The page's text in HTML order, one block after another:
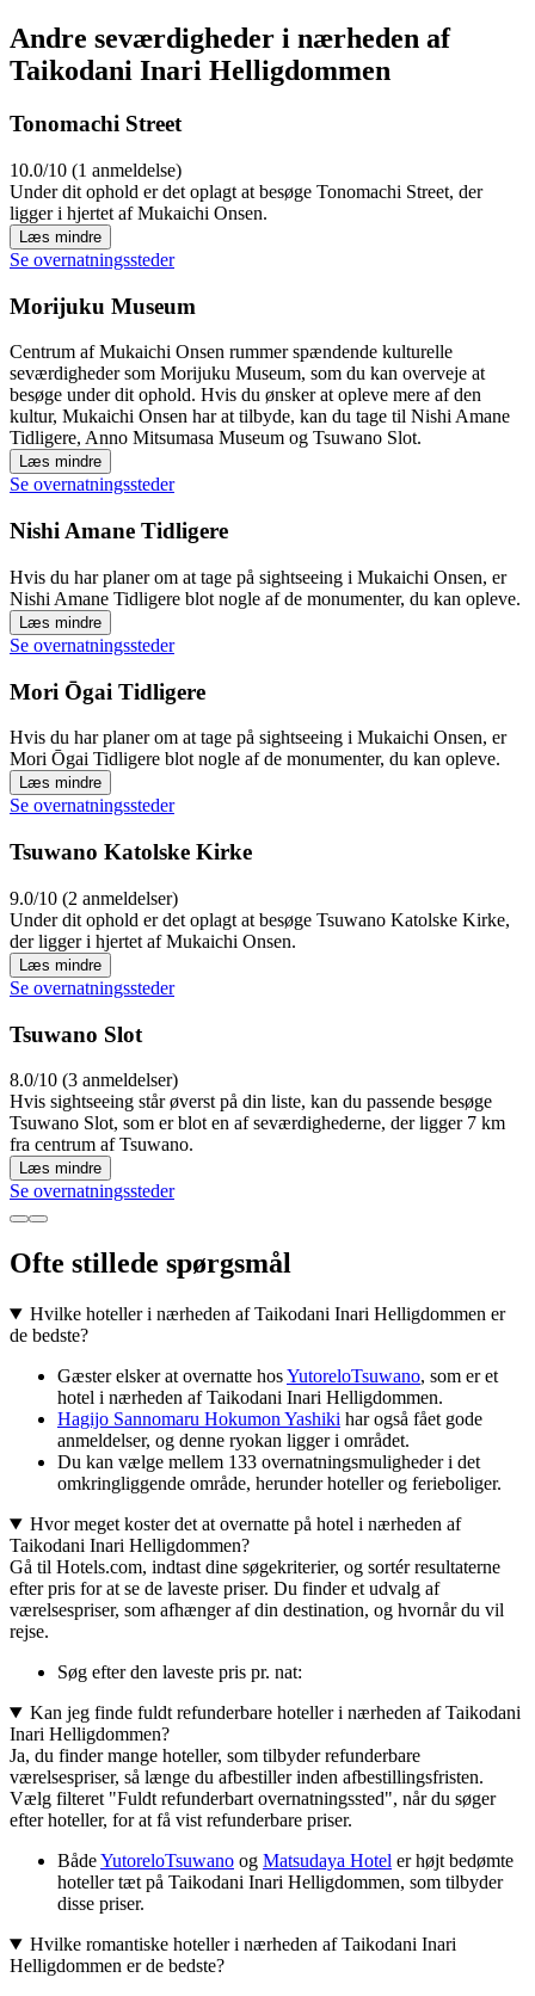
Andre seværdigheder i nærheden af
Taikodani Inari Helligdommen
Tonomachi Street
10.0/10 (1 anmeldelse)
Under dit ophold er det oplagt at besøge Tonomachi Street, der
ligger i hjertet af Mukaichi Onsen.
Læs mindre
Se overnatningssteder
Morijuku Museum
Centrum af Mukaichi Onsen rummer spændende kulturelle
seværdigheder som Morijuku Museum, som du kan overveje at
besøge under dit ophold. Hvis du ønsker at opleve mere af den
kultur, Mukaichi Onsen har at tilbyde, kan du tage til Nishi Amane
Tidligere, Anno Mitsumasa Museum og Tsuwano Slot.
Læs mindre
Se overnatningssteder
Nishi Amane Tidligere
Hvis du har planer om at tage på sightseeing i Mukaichi Onsen, er
Nishi Amane Tidligere blot nogle af de monumenter, du kan opleve.
Læs mindre
Se overnatningssteder
Mori Ōgai Tidligere
Hvis du har planer om at tage på sightseeing i Mukaichi Onsen, er
Mori Ōgai Tidligere blot nogle af de monumenter, du kan opleve.
Læs mindre
Se overnatningssteder
Tsuwano Katolske Kirke
9.0/10 (2 anmeldelser)
Under dit ophold er det oplagt at besøge Tsuwano Katolske Kirke,
der ligger i hjertet af Mukaichi Onsen.
Læs mindre
Se overnatningssteder
Tsuwano Slot
8.0/10 (3 anmeldelser)
Hvis sightseeing står øverst på din liste, kan du passende besøge
Tsuwano Slot, som er blot en af seværdighederne, der ligger 7 km
fra centrum af Tsuwano.
Læs mindre
Se overnatningssteder
Ofte stillede spørgsmål
Hvilke hoteller i nærheden af Taikodani Inari Helligdommen er
de bedste?
Gæster elsker at overnatte hosYutoreloTsuwano, som er et
hotel i nærheden af Taikodani Inari Helligdommen.
Hagijo Sannomaru Hokumon Yashiki har også fået gode
anmeldelser, og denne ryokan ligger i området.
Du kan vælge mellem 133 overnatningsmuligheder i det
omkringliggende område, herunder hoteller og ferieboliger.
Hvor meget koster det at overnatte på hotel i nærheden af
Taikodani Inari Helligdommen?
Gå til Hotels.com, indtast dine søgekriterier, og sortér resultaterne
efter pris for at se de laveste priser. Du finder et udvalg af
værelsespriser, som afhænger af din destination, og hvornår du vil
rejse.
Søg efter den laveste pris pr. nat:
Kan jeg finde fuldt refunderbare hoteller i nærheden af Taikodani
Inari Helligdommen?
Ja, du finder mange hoteller, som tilbyder refunderbare
værelsespriser, så længe du afbestiller inden afbestillingsfristen.
Vælg filteret "Fuldt refunderbart overnatningssted", når du søger
efter hoteller, for at få vist refunderbare priser.
BådeYutoreloTsuwano og Matsudaya Hotel er højt bedømte
hoteller tæt på Taikodani Inari Helligdommen, som tilbyder
disse priser.
Hvilke romantiske hoteller i nærheden af Taikodani Inari
Helligdommen er de bedste?